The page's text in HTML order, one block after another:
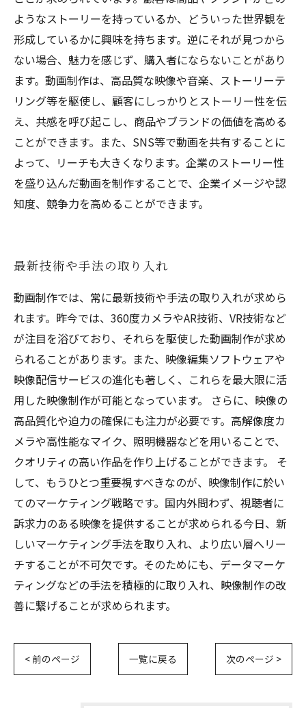
ようなストーリーを持っているか、どういった世界観を
形成しているかに興味を持ちます。逆にそれが見つから
ない場合、魅力を感じず、購入者にならないことがあり
ます。動画制作は、高品質な映像や音楽、ストーリーテ
リング等を駆使し、顧客にしっかりとストーリー性を伝
え、共感を呼び起こし、商品やブランドの価値を高める
ことができます。また、SNS等で動画を共有することに
よって、リーチも大きくなります。企業のストーリー性
を盛り込んだ動画を制作することで、企業イメージや認
知度、競争力を高めることができます。
最新技術や手法の取り入れ
動画制作では、常に最新技術や手法の取り入れが求めら
れます。昨今では、360度カメラやAR技術、VR技術など
が注目を浴びており、それらを駆使した動画制作が求め
られることがあります。また、映像編集ソフトウェアや
映像配信サービスの進化も著しく、これらを最大限に活
用した映像制作が可能となっています。 さらに、映像の
高品質化や迫力の確保にも注力が必要です。高解像度カ
メラや高性能なマイク、照明機器などを用いることで、
クオリティの高い作品を作り上げることができます。 そ
して、もうひとつ重要視すべきなのが、映像制作に於い
てのマーケティング戦略です。国内外問わず、視聴者に
訴求力のある映像を提供することが求められる今日、新
しいマーケティング手法を取り入れ、より広い層へリー
チすることが不可欠です。そのためにも、データマーケ
ティングなどの手法を積極的に取り入れ、映像制作の改
善に繋げることが求められます。
< 前のページ 一覧に戻る 次のページ >